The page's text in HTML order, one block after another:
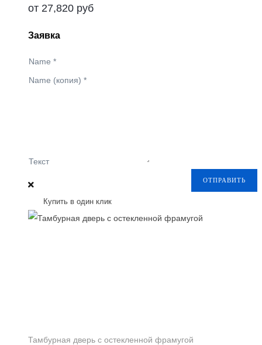
от 27,820 руб
Заявка
Name *
Name (копия) *
Текст
ОТПРАВИТЬ
Купить в один клик
Тамбурная дверь с остекленной фрамугой